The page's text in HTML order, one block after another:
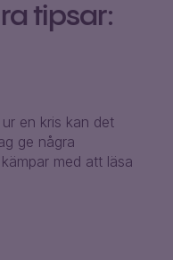
tipsar:
en kris kan det
ge några
med att läsa